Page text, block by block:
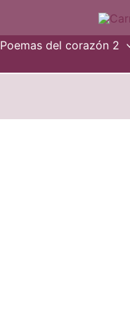
Poemas del corazón 2